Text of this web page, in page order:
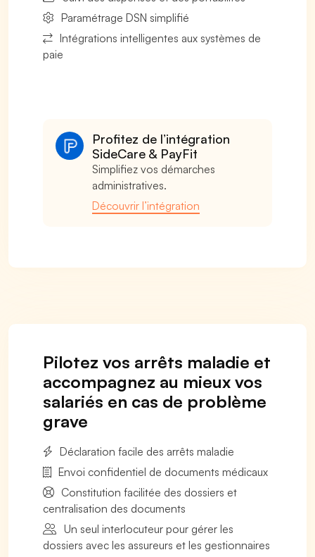
Paramétrage DSN simplifié
Intégrations intelligentes aux systèmes de
paie
Profitez de l’intégration
SideCare & PayFit
Simplifiez vos démarches
administratives.
Découvrir l’intégration
Pilotez vos arrêts maladie et
accompagnez au mieux vos
salariés en cas de problème
grave
Déclaration facile des arrêts maladie
Envoi confidentiel de documents médicaux
Constitution facilitée des dossiers et
centralisation des documents
Un seul interlocuteur pour gérer les
dossiers avec les assureurs et les gestionnaires